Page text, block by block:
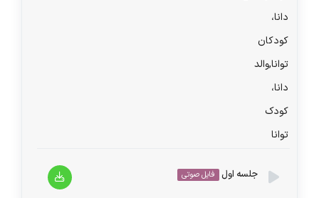
جلسه اول فایل صوتی